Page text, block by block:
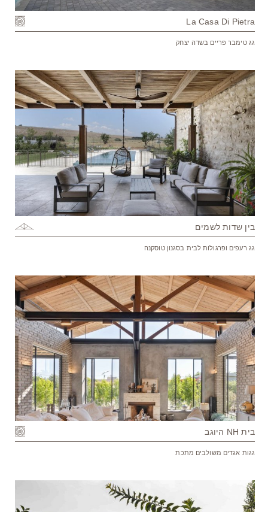
La Casa Di Pietra
גג טימבר פריים בשדה יצחק
בין שדות לשמים
גג רעפים ופרגולות לבית בסגנון טוסקנה
בית NH היוגב
גגות אגדים משולבים מתכת